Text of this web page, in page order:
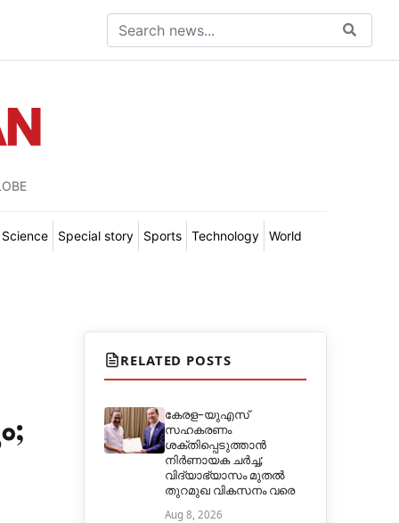
Science Special story Sports Technology World
RELATED POSTS
കേരള–യുഎസ്
സഹകരണം
ശക്തിപ്പെടുത്താൻ
നിർണായക ചർച്ച;
വിദ്യാഭ്യാസം മുതൽ
തുറമുഖ വികസനം വരെ
Aug 8, 2026